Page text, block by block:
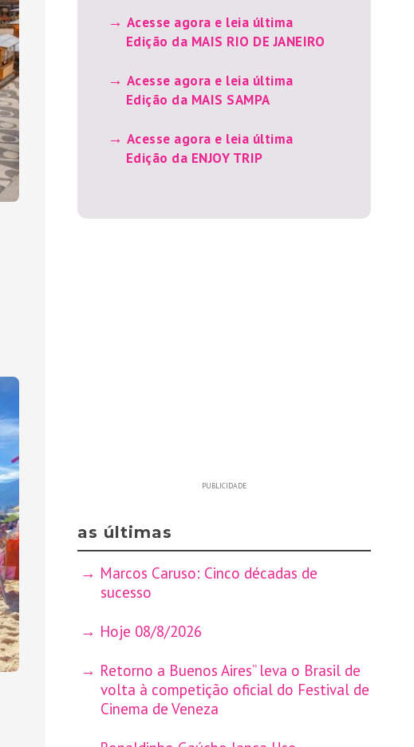
Acesse agora e leia última
Edição da MAIS RIO DE JANEIRO
Acesse agora e leia última
Edição da MAIS SAMPA
Acesse agora e leia última
Edição da ENJOY TRIP
PUBLICIDADE
as últimas
Marcos Caruso: Cinco décadas de
sucesso
Hoje 08/8/2026
Retorno a Buenos Aires” leva o Brasil de
volta à competição oficial do Festival de
Cinema de Veneza